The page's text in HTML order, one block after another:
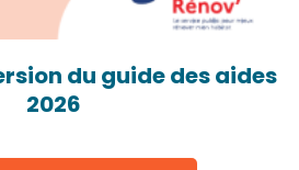
du guide des aides
2026